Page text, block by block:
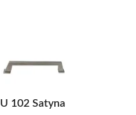
U 102 Satyna